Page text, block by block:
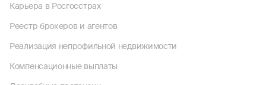
Карьера в Росгосстрах
Реестр брокеров и агентов
Реализация непрофильной недвижимости
Компенсационные выплаты